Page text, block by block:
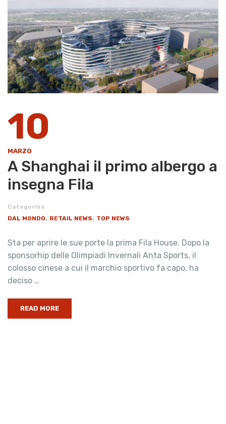
10
MARZO
A Shanghai il primo albergo a
insegna Fila
Categories
DAL MONDO, RETAIL NEWS, TOP NEWS
Sta per aprire le sue porte la prima Fila House. Dopo la
sponsorhip delle Olimpiadi Invernali Anta Sports, il
colosso cinese a cui il marchio sportivo fa capo, ha
deciso …
READ MORE